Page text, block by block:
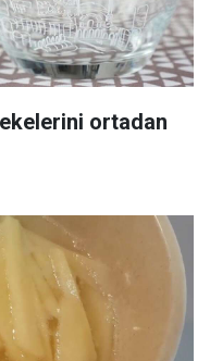
ortadan